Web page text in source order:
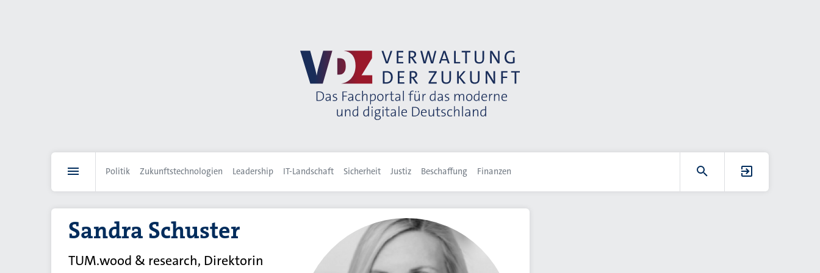
Politik Zukunftstechnologien Leadership IT-Landschaft Sicherheit Justiz Beschaffung Finanzen
Sandra Schuster
TUM.wood & research, Direktorin